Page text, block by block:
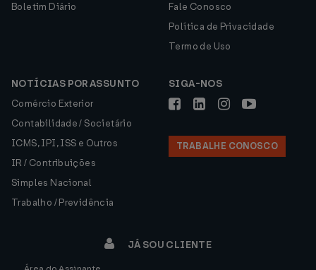
Boletim Diário
Fale Conosco
Política de Privacidade
Termo de Uso
NOTÍCIAS POR ASSUNTO
Comércio Exterior
Contabilidade / Societário
ICMS, IPI, ISS e Outros
IR / Contribuições
Simples Nacional
Trabalho / Previdência
SIGA-NOS
TRABALHE CONOSCO
JÁ SOU CLIENTE